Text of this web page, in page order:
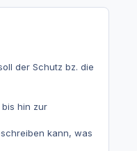
der Schutz bz. die
hin zur
kann, was